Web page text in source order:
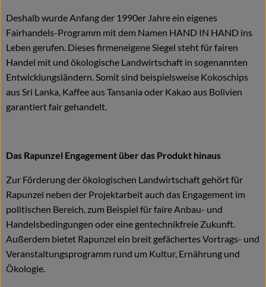
Deshalb wurde Anfang der 1990er Jahre ein eigenes
Fairhandels-Programm mit dem Namen HAND IN HAND ins
Leben gerufen. Dieses firmeneigene Siegel steht für fairen
Handel mit und ökologische Landwirtschaft in sogenannten
Entwicklungsländern. Somit sind beispielsweise Kokoschips
aus Sri Lanka, Kaffee aus Tansania oder Kakao aus Bolivien
garantiert fair gehandelt.
Das Rapunzel Engagement über das Produkt hinaus
Zur Förderung der ökologischen Landwirtschaft gehört für
Rapunzel neben der Projektarbeit auch das Engagement im
politischen Bereich, zum Beispiel für faire Anbau- und
Handelsbedingungen oder eine gentechnikfreie Zukunft.
Außerdem bietet Rapunzel ein breit gefächertes Vortrags- und
Veranstaltungsprogramm rund um Kultur, Ernährung und
Ökologie.